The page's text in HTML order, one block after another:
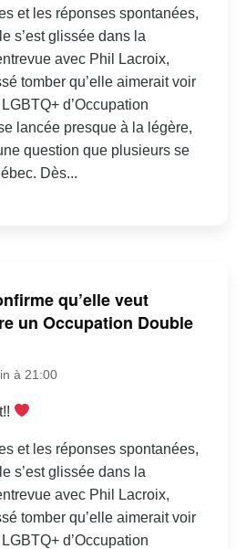
et les réponses spontanées,
s’est glissée dans la
avec Phil Lacroix,
tomber qu’elle aimerait voir
d’Occupation
lancée presque à la légère,
question que plusieurs se
Dès...
qu’elle veut
un Occupation Double
à 21:00
et les réponses spontanées,
s’est glissée dans la
avec Phil Lacroix,
tomber qu’elle aimerait voir
d’Occupation